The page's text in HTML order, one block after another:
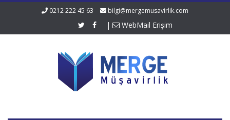
0212 222 45 63 bilgi@mergemusavirlik.com
| WebMail Erişim